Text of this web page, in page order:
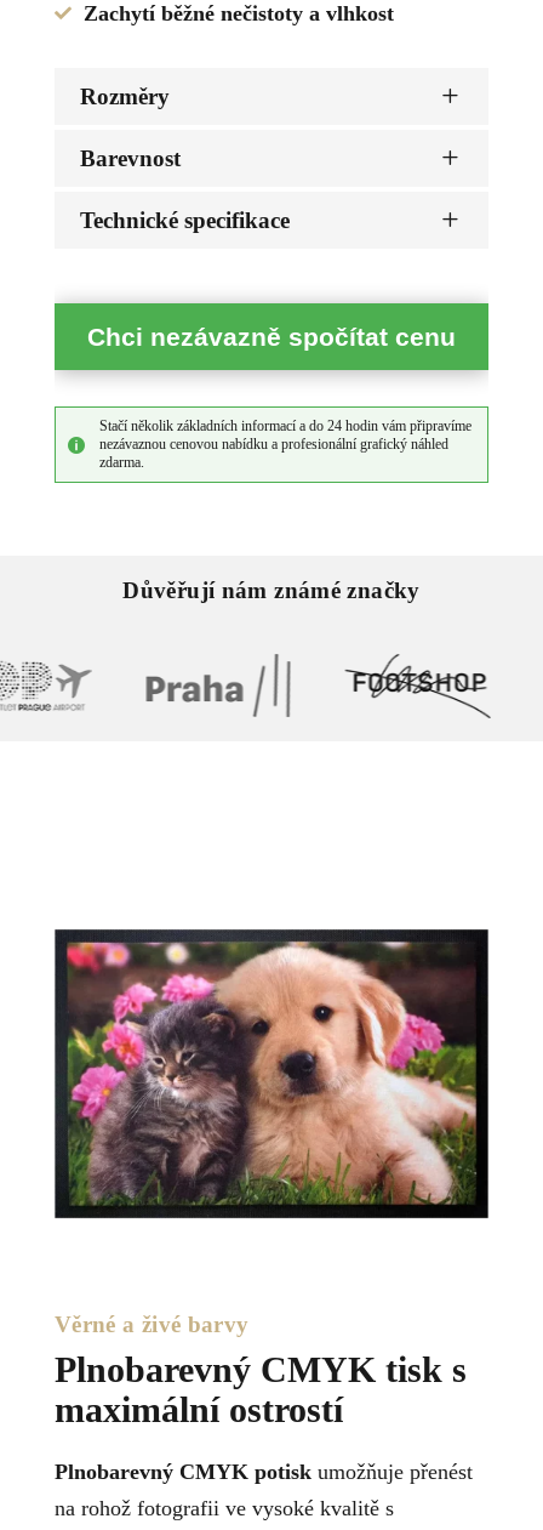
 Zachytí běžné nečistoty a vlhkost
Rozměry L
Barevnost L
Technické specifikace L
Chci nezávazně spočítat cenu

Stačí několik základních informací a do 24 hodin vám připravíme
nezávaznou cenovou nabídku a profesionální grafický náhled
zdarma.
Důvěřují nám známé značky
Věrné a živé barvy
Plnobarevný CMYK tisk s
maximální ostrostí
Plnobarevný CMYK potiskumožňuje přenést
na rohož fotografii ve vysoké kvalitě s